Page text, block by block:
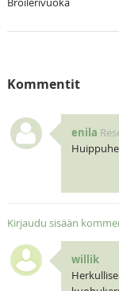
Kommentit
enila
Kirjaudu sisään
willik